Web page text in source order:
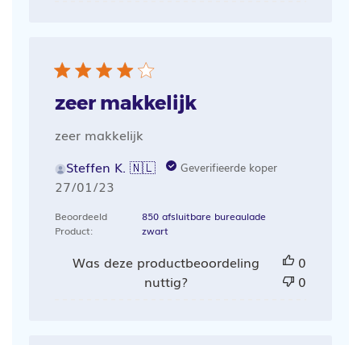
zeer makkelijk
zeer makkelijk
Steffen K. 🇳🇱
Geverifieerde koper
Publicatiedatum
27/01/23
Beoordeeld
Product:
850 afsluitbare bureaulade
zwart
Was deze productbeoordeling
nuttig?
0
0